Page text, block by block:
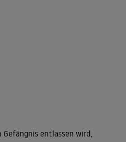
Gefängnis entlassen wird,